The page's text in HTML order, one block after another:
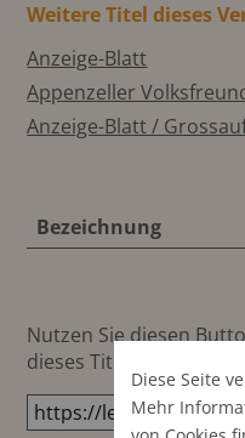
Weitere Titel dieses
Anzeige-Blatt
Appenzeller
Anzeige-Blatt /
Bezeichnung
Nutzen Sie diesen
dieses Titels direkt in
Diese Seite
Mehr